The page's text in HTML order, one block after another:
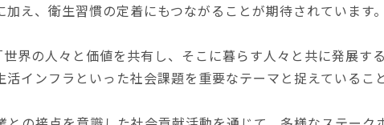
え、衛生習慣の定着にもつながることが期待されています。
界の人々と価値を共有し、そこに暮らす人々と共に発展す
インフラといった社会課題を重要なテーマと捉えているこ